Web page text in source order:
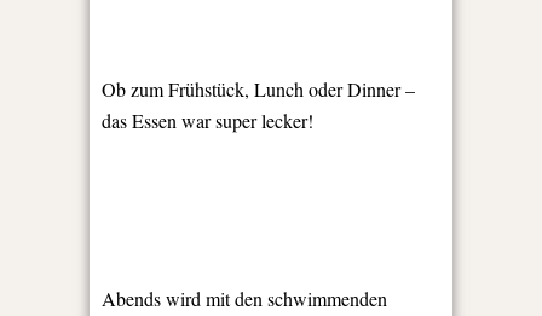
Ob zum Frühstück, Lunch oder Dinner –
das Essen war super lecker!
Abends wird mit den schwimmenden